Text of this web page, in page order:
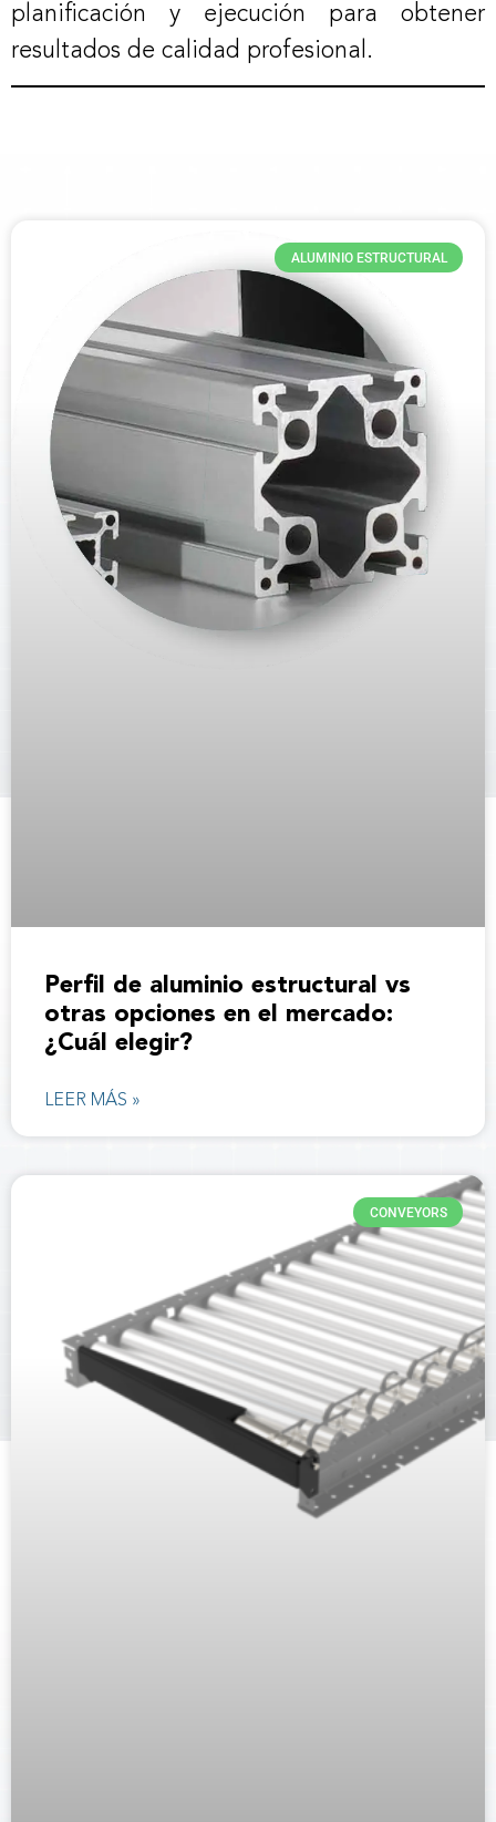
planificación y ejecución para obtener
resultados de calidad profesional.
ALUMINIO ESTRUCTURAL
Perfil de aluminio estructural vs
otras opciones en el mercado:
¿Cuál elegir?
LEER MÁS »
CONVEYORS